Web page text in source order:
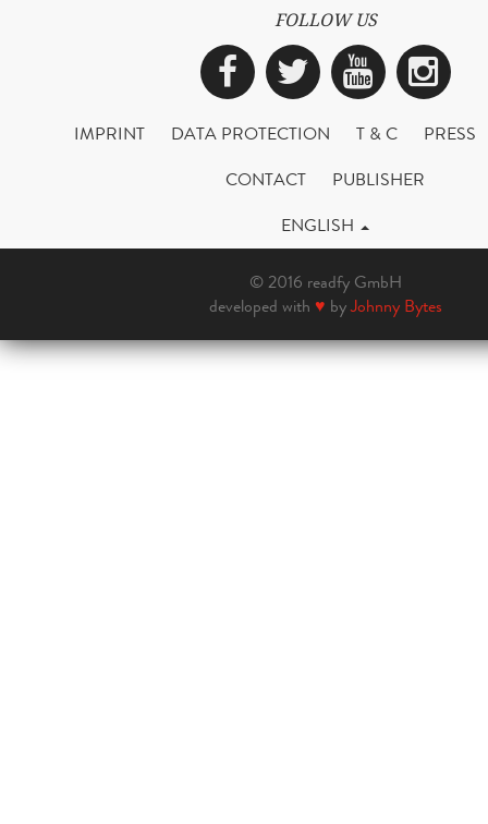
FOLLOW US
Facebook
Twitter
IMPRINT DATA PROTECTION T & C
PRESS
CONTACT
PUBLISHER
ENGLISH
© 2016 readfy GmbH
developed with ♥ byJohnny Bytes